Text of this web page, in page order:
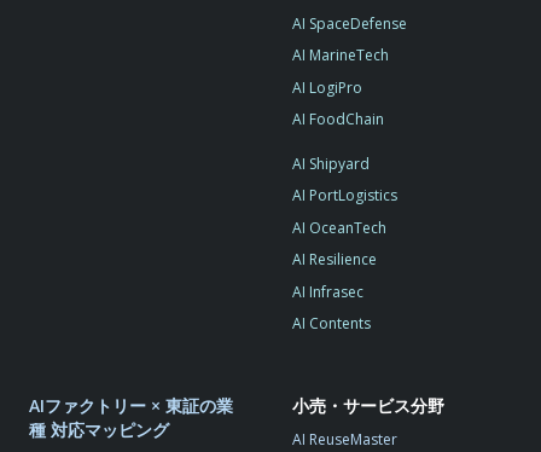
AI SpaceDefense
AI MarineTech
AI LogiPro
AI FoodChain
AI Shipyard
AI PortLogistics
AI OceanTech
AI Resilience
AI Infrasec
AI Contents
AIファクトリー × 東証の業
種 対応マッピング
小売・サービス分野
AI ReuseMaster